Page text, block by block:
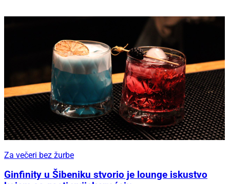
Za večeri bez žurbe
Ginfinity u Šibeniku stvorio je lounge iskustvo